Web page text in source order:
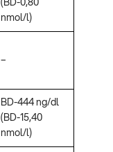
(BD-0,80
nmol/l)
–
BD-444 ng/dl
(BD-15,40
nmol/l)